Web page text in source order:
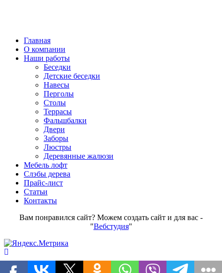
Главная
О компании
Наши работы
Беседки
Детские беседки
Навесы
Перголы
Столы
Террасы
Фальшбалки
Двери
Заборы
Люстры
Деревянные жалюзи
Мебель лофт
Слэбы дерева
Прайс-лист
Статьи
Контакты
Вам понравился сайт? Можем создать сайт и для вас -
"Вебстудия"